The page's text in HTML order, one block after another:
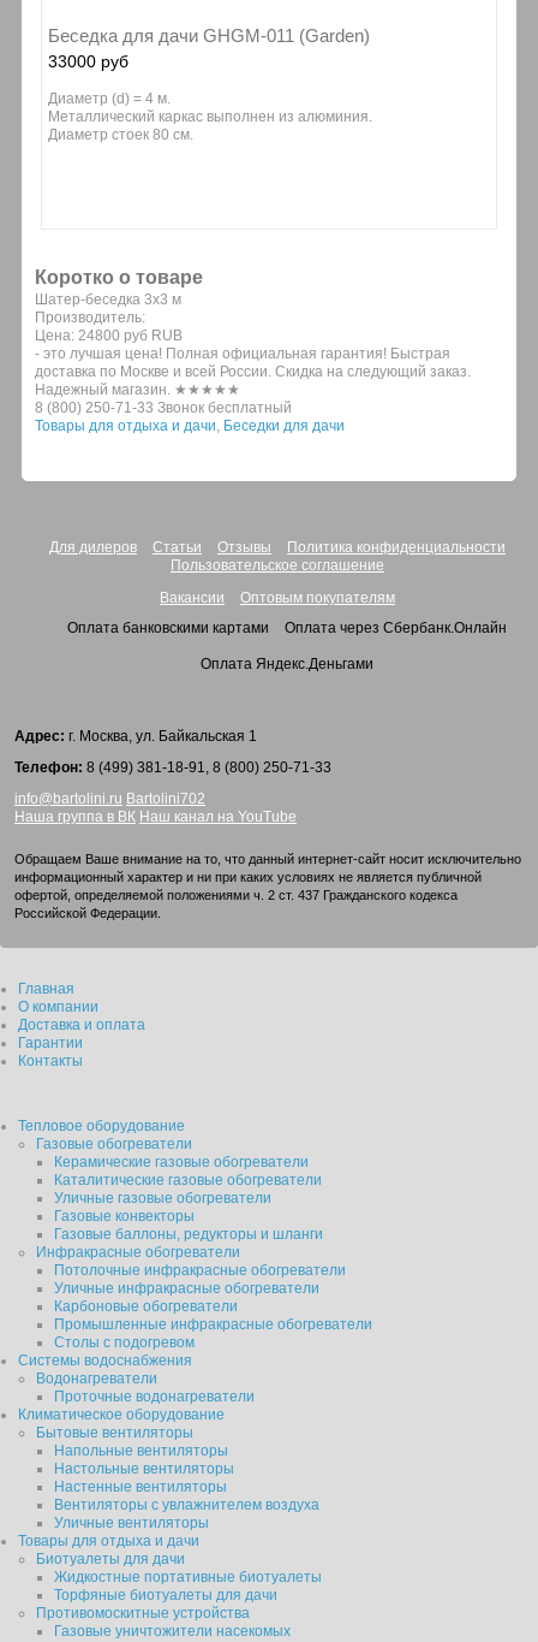
Беседка для дачи GHGM-011 (Garden)
33000 руб
Диаметр (d) = 4 м.
Металлический каркас выполнен из алюминия.
Диаметр стоек 80 cм.
Коротко о товаре
Шатер-беседка 3х3 м
Производитель:
Цена: 24800 руб RUB
- это лучшая цена! Полная официальная гарантия! Быстрая
доставка по Москве и всей России. Скидка на следующий заказ.
Надежный магазин. ★★★★★
8 (800) 250-71-33 Звонок бесплатный
Товары для отдыха и дачи, Беседки для дачи
Для дилеров Статьи Отзывы
Политика конфиденциальности
Пользовательское соглашение
Вакансии
Оптовым покупателям
Оплата банковскими картами
Оплата через Сбербанк.Онлайн
Оплата Яндекс.Деньгами
Адрес: г. Москва, ул. Байкальская 1
Телефон: 8 (499) 381-18-91, 8 (800) 250-71-33
info@bartolini.ru Bartolini702
Наша группа в ВК Наш канал на YouTube
Обращаем Ваше внимание на то, что данный интернет-сайт носит исключительно
информационный характер и ни при каких условиях не является публичной
офертой, определяемой положениями ч. 2 ст. 437 Гражданского кодекса
Российской Федерации.
Главная
О компании
Доставка и оплата
Гарантии
Контакты
Тепловое оборудование
Газовые обогреватели
Керамические газовые обогреватели
Каталитические газовые обогреватели
Уличные газовые обогреватели
Газовые конвекторы
Газовые баллоны, редукторы и шланги
Инфракрасные обогреватели
Потолочные инфракрасные обогреватели
Уличные инфракрасные обогреватели
Карбоновые обогреватели
Промышленные инфракрасные обогреватели
Столы с подогревом
Системы водоснабжения
Водонагреватели
Проточные водонагреватели
Климатическое оборудование
Бытовые вентиляторы
Напольные вентиляторы
Настольные вентиляторы
Настенные вентиляторы
Вентиляторы с увлажнителем воздуха
Уличные вентиляторы
Товары для отдыха и дачи
Биотуалеты для дачи
Жидкостные портативные биотуалеты
Торфяные биотуалеты для дачи
Противомоскитные устройства
Газовые уничтожители насекомых